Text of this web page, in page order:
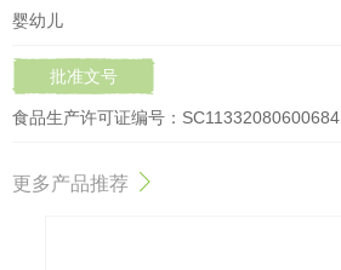
婴幼儿
批准文号
食品生产许可证编号：SC11332080600684
更多产品推荐